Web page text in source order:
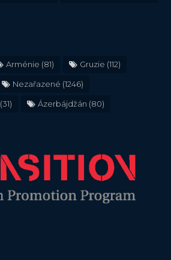
Arménie (81) Gruzie (112)
Nezařazené (1246)
(31) Ázerbájdžán (80)